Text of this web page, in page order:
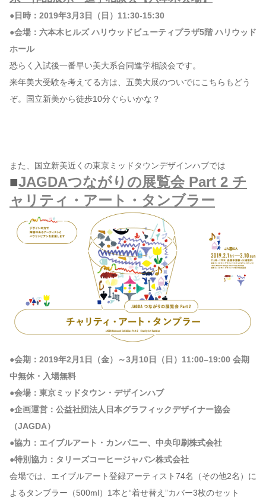
●日時：2019年3月3日（日）11:30-15:30
●会場：六本木ヒルズ ハリウッドビューティプラザ5階 ハリウッド
ホール
恐らく入試後一番早い美大系合同進学相談会です。
来年美大受験を考えてる方は、五美大展のついでにこちらもどう
ぞ。国立新美から徒歩10分ぐらいかな？
また、国立新美近くの東京ミッドタウンデザインハブでは
■JAGDAつながりの展覧会 Part 2 チ
ャリティ・アート・タンブラー
●会期：2019年2月1日（金）～3月10日（日）11:00–19:00 会期
中無休・入場無料
●会場：東京ミッドタウン・デザインハブ
●企画運営：公益社団法人日本グラフィックデザイナー協会
（JAGDA）
●協力：エイブルアート・カンパニー、中央印刷株式会社
●特別協力：タリーズコーヒージャパン株式会社
会場では、エイブルアート登録アーティスト74名（その他2名）に
よるタンブラー（500ml）1本と“着せ替え”カバー3枚のセット